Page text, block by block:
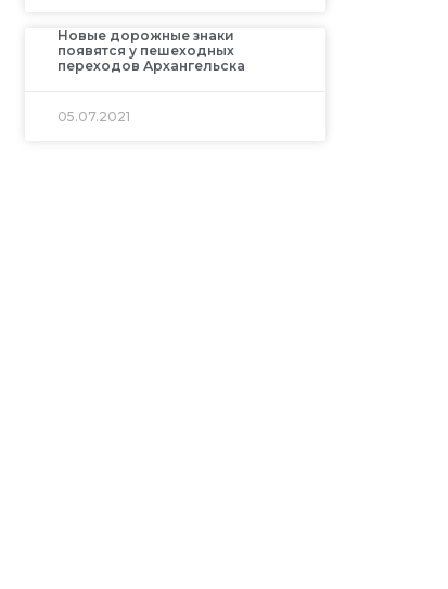
Новые дорожные знаки
появятся у пешеходных
переходов Архангельска
05.07.2021